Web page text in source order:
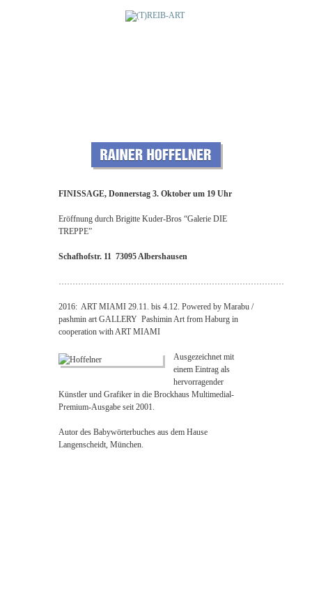
FINISSAGE, Donnerstag 3. Oktober um 19 Uhr
Eröffnung durch Brigitte Kuder-Bros “Galerie DIE
TREPPE”
Schafhofstr. 11 73095 Albershausen
………………………………………………………………………
2016: ART MIAMI 29.11. bis 4.12. Powered by Marabu /
pashmin art GALLERY Pashimin Art from Haburg in
cooperation with ART MIAMI
Ausgezeichnet mit
einem Eintrag als
hervorragender
Künstler und Grafiker in die Brockhaus Multimedial-
Premium-Ausgabe seit 2001.
Autor des Babywörterbuches aus dem Hause
Langenscheidt, München.